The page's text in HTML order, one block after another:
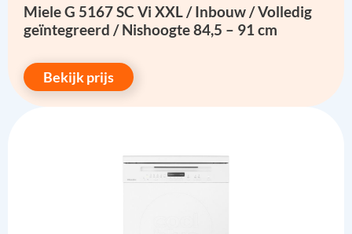
Miele G 5167 SC Vi XXL / Inbouw / Volledig
geïntegreerd / Nishoogte 84,5 – 91 cm
Bekijk prijs